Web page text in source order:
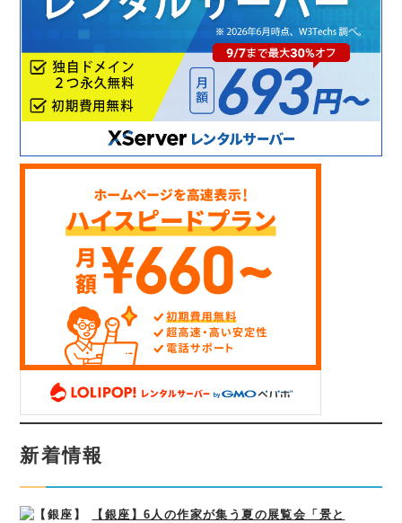
新着情報
【銀座】6人の作家が集う夏の展覧会「景と